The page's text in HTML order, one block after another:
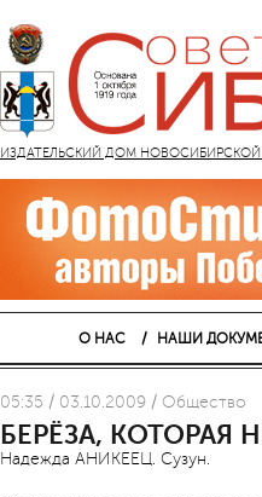
ИЗДАТЕЛЬСКИЙ ДОМ НОВОСИБИРСКОЙ
О НАС НАШИ
05:35 / 03.10.2009 / Общество
БЕРЁЗА, КОТОРАЯ
Надежда АНИКЕЕЦ. Сузун.